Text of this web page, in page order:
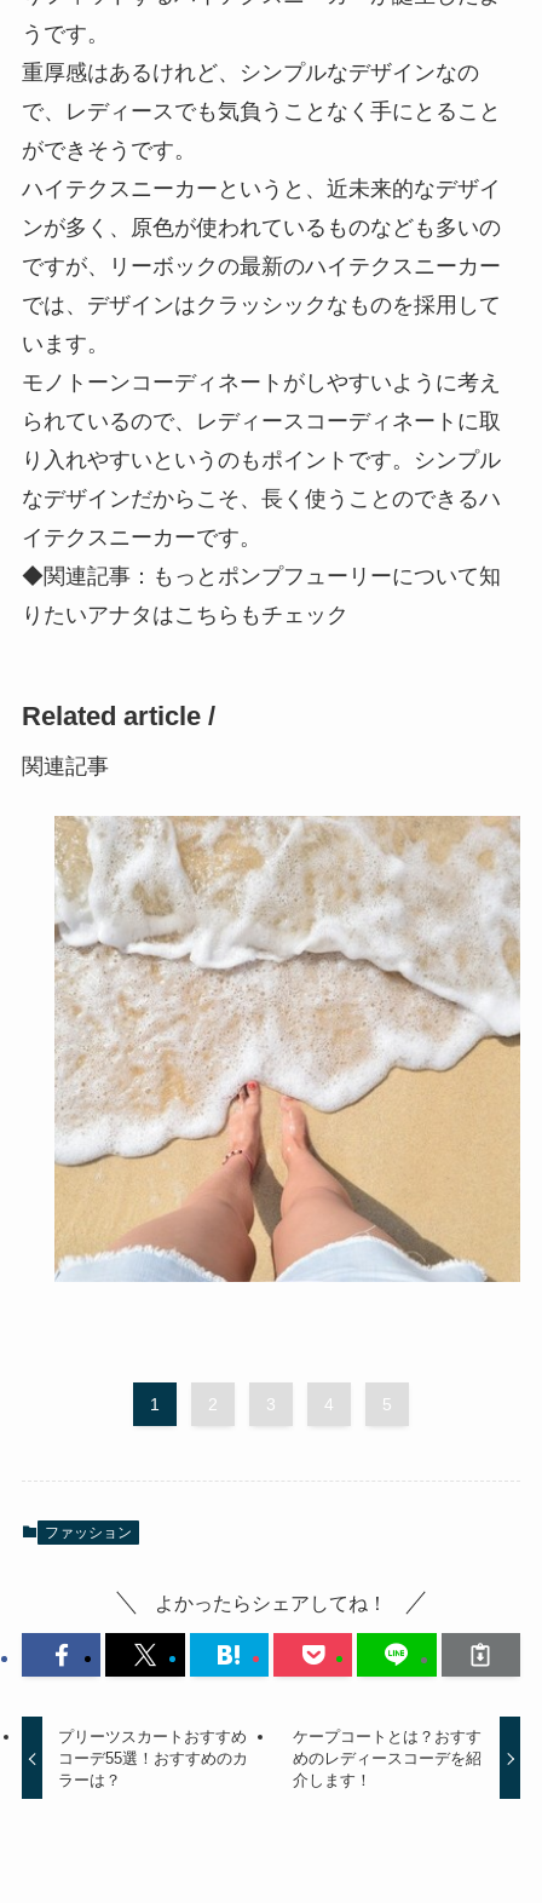
うです。
重厚感はあるけれど、シンプルなデザインなの
で、レディースでも気負うことなく手にとること
ができそうです。
ハイテクスニーカーというと、近未来的なデザイ
ンが多く、原色が使われているものなども多いの
ですが、リーボックの最新のハイテクスニーカー
では、デザインはクラッシックなものを採用して
います。
モノトーンコーディネートがしやすいように考え
られているので、レディースコーディネートに取
り入れやすいというのもポイントです。シンプル
なデザインだからこそ、長く使うことのできるハ
イテクスニーカーです。
◆関連記事：もっとポンプフューリーについて知
りたいアナタはこちらもチェック
Related article /
関連記事
1 2 3 4 5
ファッション
よかったらシェアしてね！
プリーツスカートおすすめ
コーデ55選！おすすめのカ
ラーは？
ケープコートとは？おすす
めのレディースコーデを紹
介します！